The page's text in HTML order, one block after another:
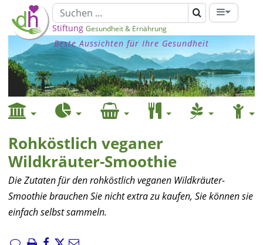
Stiftung Gesundheit & Ernährung
Beste Aussichten für Ihre Gesundheit
Rohköstlich veganer
Wildkräuter-Smoothie
Die Zutaten für den rohköstlich veganen Wildkräuter-
Smoothie brauchen Sie nicht extra zu kaufen, Sie können sie
einfach selbst sammeln.